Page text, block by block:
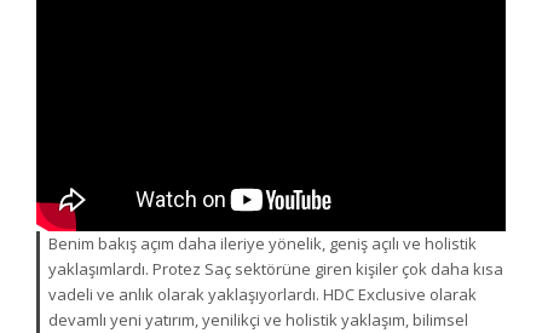
Benim bakış açım daha ileriye yönelik, geniş açılı ve holistik
yaklaşımlardı. Protez Saç sektörüne giren kişiler çok daha kısa
vadeli ve anlık olarak yaklaşıyorlardı. HDC Exclusive olarak
devamlı yeni yatırım, yenilikçi ve holistik yaklaşım, bilimsel